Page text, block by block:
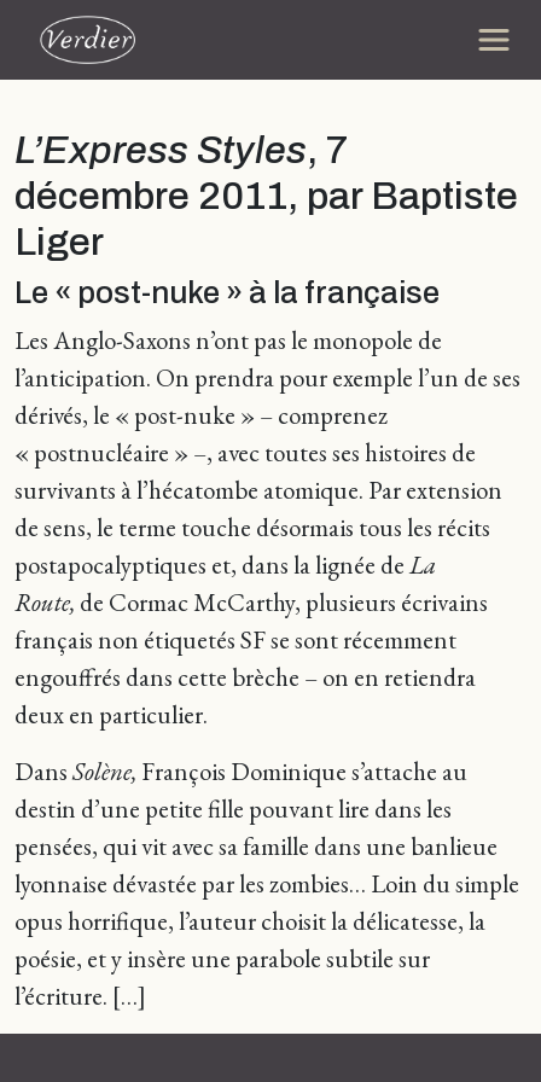
L’Express Styles, 7
décembre 2011, par Baptiste
Liger
Le « post-nuke » à la française
Les Anglo-Saxons n’ont pas le monopole de
l’anticipation. On prendra pour exemple l’un de ses
dérivés, le « post-nuke » – comprenez
« postnucléaire » –, avec toutes ses histoires de
survivants à l’hécatombe atomique. Par extension
de sens, le terme touche désormais tous les récits
postapocalyptiques et, dans la lignée deLa
Route, de Cormac McCarthy, plusieurs écrivains
français non étiquetés SF se sont récemment
engouffrés dans cette brèche – on en retiendra
deux en particulier.
DansSolène, François Dominique s’attache au
destin d’une petite fille pouvant lire dans les
pensées, qui vit avec sa famille dans une banlieue
lyonnaise dévastée par les zombies… Loin du simple
opus horrifique, l’auteur choisit la délicatesse, la
poésie, et y insère une parabole subtile sur
l’écriture. […]